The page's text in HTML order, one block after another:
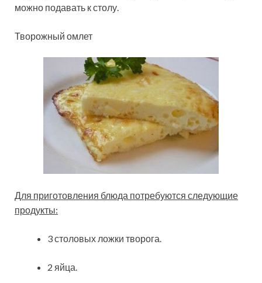
можно подавать к столу.
Творожный омлет
Для приготовления блюда потребуются следующие
продукты:
3 столовых ложки творога.
2 яйца.